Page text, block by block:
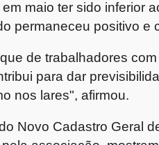
maio ter sido inferior
permaneceu positivo e
de trabalhadores
para dar
nos lares", afirmou.
Novo Cadastro Geral